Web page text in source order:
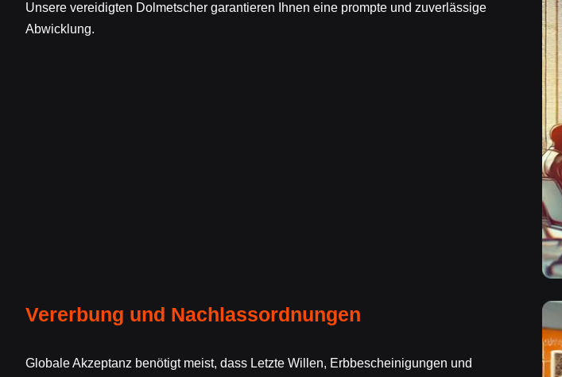
Unsere vereidigten Dolmetscher garantieren Ihnen eine prompte und zuverlässige
Abwicklung.
Vererbung und Nachlassordnungen
Globale Akzeptanz benötigt meist, dass Letzte Willen, Erbbescheinigungen und